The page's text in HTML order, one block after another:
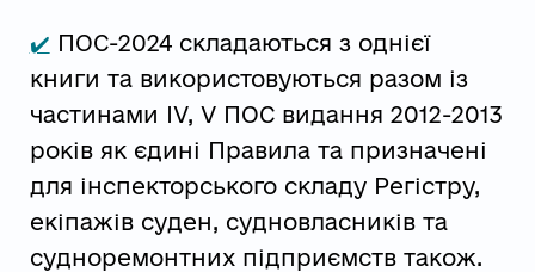
✔️ ПОС-2024 складаються з однієї
книги та використовуються разом із
частинами IV, V ПОС видання 2012-2013
років як єдині Правила та призначені
для інспекторського складу Регістру,
екіпажів суден, судновласників та
судноремонтних підприємств також.